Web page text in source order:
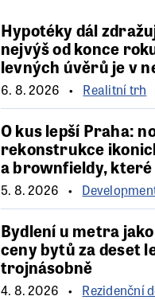
Hypotéky dál
nejvýš od konce
levných úvěrů je v
6. 8. 2026 Realitní trh
O kus lepší Praha:
rekonstrukce
a brownfieldy,
5. 8. 2026
Bydlení u metra
ceny bytů za deset
trojnásobně
4. 8. 2026 Rezidenční